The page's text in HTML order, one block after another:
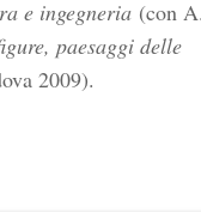
e ingegneria (con
paesaggi delle
2009).